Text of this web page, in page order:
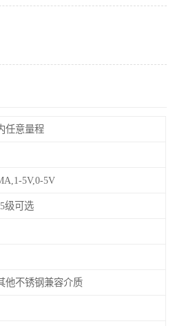
任意量程
5V,0-5V
级可选
他不锈钢兼容介质